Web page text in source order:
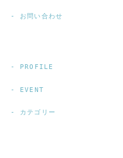
お問い合わせ
PROFILE
EVENT
カテゴリー